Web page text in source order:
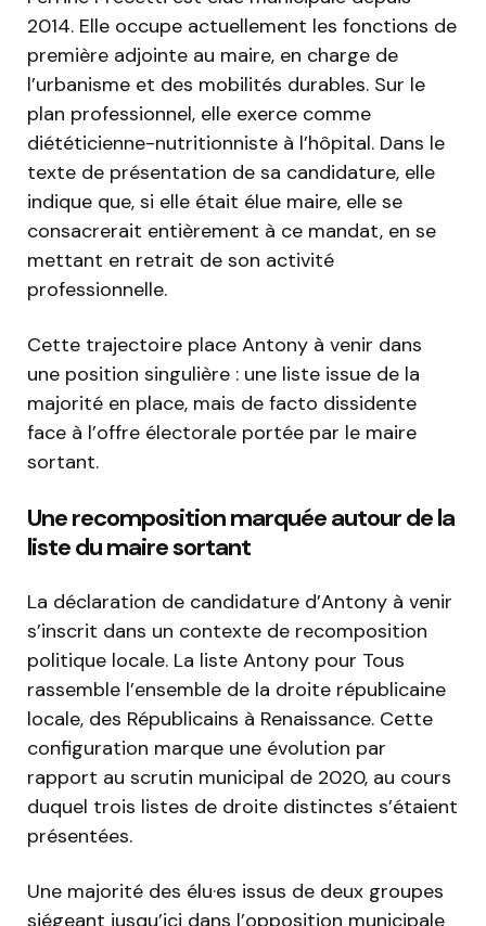
2014. Elle occupe actuellement les fonctions de
première adjointe au maire, en charge de
l’urbanisme et des mobilités durables. Sur le
plan professionnel, elle exerce comme
diététicienne-nutritionniste à l’hôpital. Dans le
texte de présentation de sa candidature, elle
indique que, si elle était élue maire, elle se
consacrerait entièrement à ce mandat, en se
mettant en retrait de son activité
professionnelle.
Cette trajectoire place Antony à venir dans
une position singulière : une liste issue de la
majorité en place, mais de facto dissidente
face à l’offre électorale portée par le maire
sortant.
Une recomposition marquée autour de la
liste du maire sortant
La déclaration de candidature d’Antony à venir
s’inscrit dans un contexte de recomposition
politique locale. La liste Antony pour Tous
rassemble l’ensemble de la droite républicaine
locale, des Républicains à Renaissance. Cette
configuration marque une évolution par
rapport au scrutin municipal de 2020, au cours
duquel trois listes de droite distinctes s’étaient
présentées.
Une majorité des élu·es issus de deux groupes